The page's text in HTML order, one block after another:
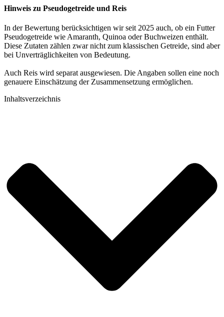
Hinweis zu Pseudogetreide und Reis
In der Bewertung berücksichtigen wir seit 2025 auch, ob ein Futter
Pseudogetreide wie Amaranth, Quinoa oder Buchweizen enthält.
Diese Zutaten zählen zwar nicht zum klassischen Getreide, sind aber
bei Unverträglichkeiten von Bedeutung.
Auch Reis wird separat ausgewiesen. Die Angaben sollen eine noch
genauere Einschätzung der Zusammensetzung ermöglichen.
Inhaltsverzeichnis​